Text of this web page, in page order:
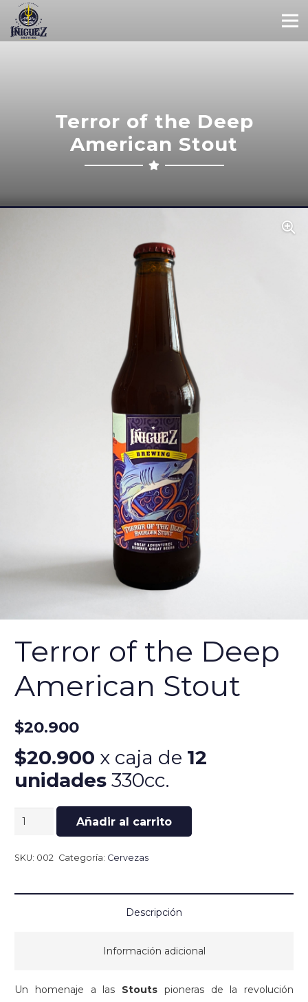
Terror of the Deep
American Stout
Terror of the Deep
American Stout
$20.900
$20.900 x caja de 12
unidades 330cc.
Terror
the
American
Añadir al carrito
SKU: 002 Categoría: Cervezas
Descripción
Información adicional
Un homenaje a las Stouts pioneras de la revolución